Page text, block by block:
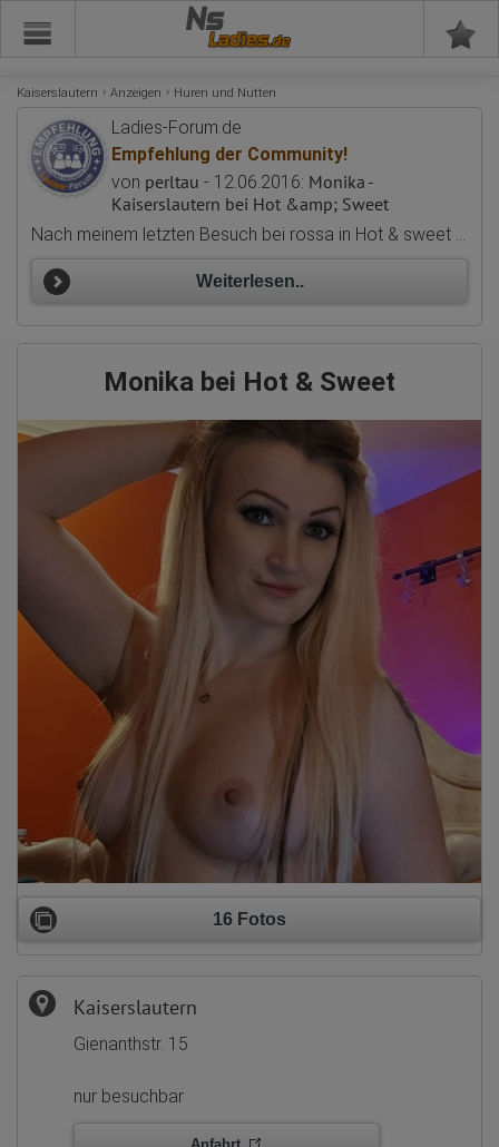
Ns
Kaiserslautern Anzeigen Huren und Nutten
Ladies-Forum.de
Empfehlung der Community!
von perltau - 12.06.2016: Monika -
Kaiserslautern bei Hot &amp; Sweet
Nach meinem letzten Besuch bei rossa in Hot & sweet ging es heute für mich zu monika.ich war begeistert von rossa und der Location .da diese jedoch momentan nicht da ist fiel meine Wahl auf Monika.da kann ich mich den guten berichten nur anschließen . Nette Dame,ov der spitzenklasse.keine Berührungsängste,beim GV ging sie trotz des Wetters gut mit und hielt gut dagegen .wurde auch fordernd. Bei ihr gibt es gf6 felling mit allem notwendigen service.und das zu einem unschlagbaren Preis. Wenn beide das nächste mal anwesend sind weiss ich nicht wenn ich da besuchen soll.beide sind eine Klasse für sich.der laden sowieso .
Weiterlesen..
Monika bei Hot & Sweet
16 Fotos
Kaiserslautern
Gienanthstr. 15
nur besuchbar